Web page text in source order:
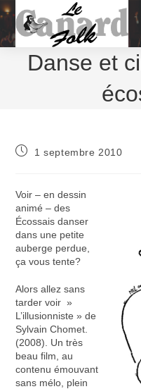
Skip
to
content
Danse et
Publication
1 septembre 2010
Voir – en dessin
animé – des
Écossais danser
dans une petite
auberge perdue,
ça vous tente?
Alors allez sans
tarder voir »
L’illusionniste » de
Sylvain Chomet.
(2008). Un très
beau film, au
contenu émouvant
sans mélo, plein